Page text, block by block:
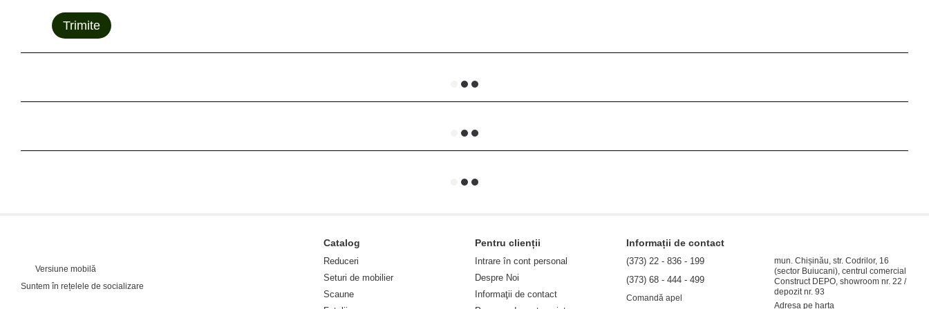
Trimite
Versiune mobilă
Suntem în rețelele de socializare
Catalog
Reduceri
Seturi de mobilier
Scaune
Pentru clienții
Intrare în cont personal
Despre Noi
Informaţii de contact
Informații de contact
(373) 22 - 836 - 199
(373) 68 - 444 - 499
Comandă apel
mun. Chișinău, str. Codrilor, 16
(sector Buiucani), centrul comercial
Construct DEPO, showroom nr. 22 /
depozit nr. 93
Adresa pe harta